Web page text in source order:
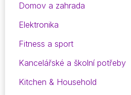
Domov a zahrada
Elektronika
Fitness a sport
Kancelářské a školní potřeby
Kitchen & Household